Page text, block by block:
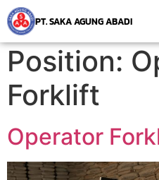
PT. SAKA AGUNG ABADI
Position:
Forklift
Operator